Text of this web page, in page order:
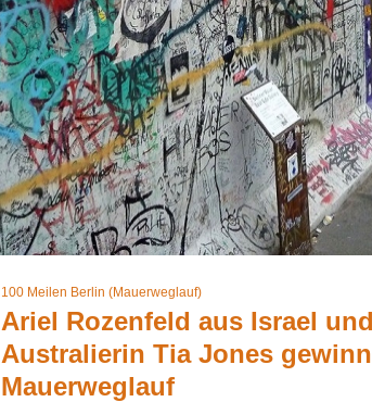
100 Meilen Berlin (Mauerweglauf)
Ariel Rozenfeld aus Israel
Australierin Tia Jones
Mauerweglauf